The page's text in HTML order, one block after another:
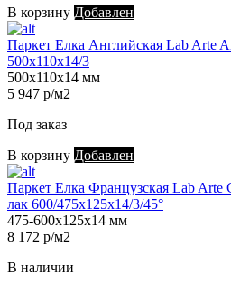
В корзину Добавлен
Паркет Елка Английская Lab Arte
500х110х14/3
500х110х14 мм
5 947 р/м2
Под заказ
В корзину Добавлен
Паркет Елка Французская Lab Arte
лак 600/475х125х14/3/45°
475-600х125х14 мм
8 172 р/м2
В наличии